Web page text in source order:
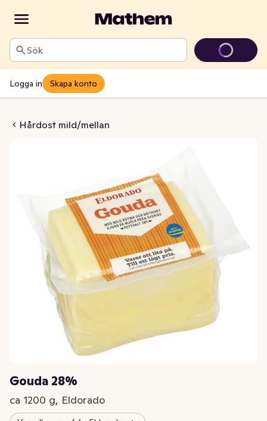
Sök
Logga in Skapa konto
Hårdost mild/mellan
28%
Gouda 28%
ca 1200 g, Eldorado